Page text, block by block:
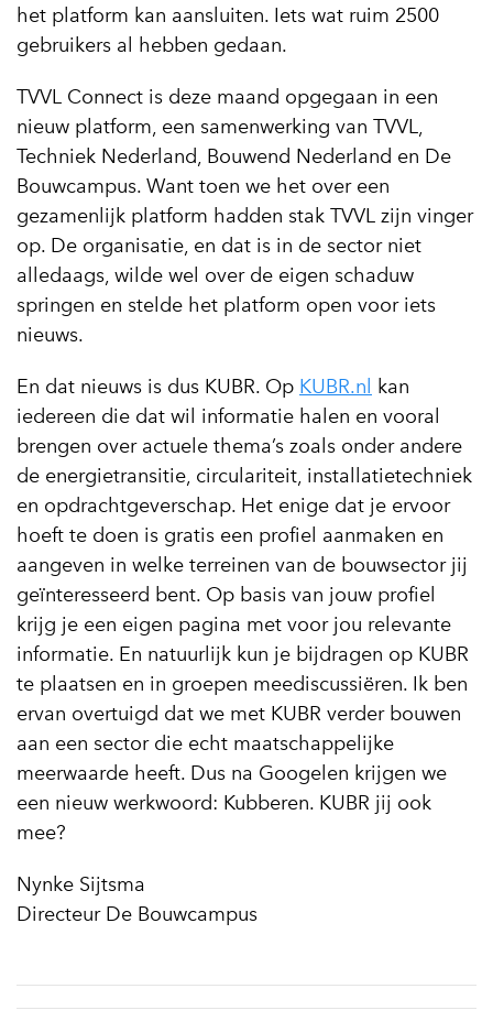
het platform kan aansluiten. Iets wat ruim 2500
gebruikers al hebben gedaan.
TVVL Connect is deze maand opgegaan in een
nieuw platform, een samenwerking van TVVL,
Techniek Nederland, Bouwend Nederland en De
Bouwcampus. Want toen we het over een
gezamenlijk platform hadden stak TVVL zijn vinger
op. De organisatie, en dat is in de sector niet
alledaags, wilde wel over de eigen schaduw
springen en stelde het platform open voor iets
nieuws.
En dat nieuws is dus KUBR. Op KUBR.nl
kan
iedereen die dat wil informatie halen en vooral
brengen over actuele thema’s zoals onder andere
de energietransitie, circulariteit, installatietechniek
en opdrachtgeverschap. Het enige dat je ervoor
hoeft te doen is gratis een profiel aanmaken en
aangeven in welke terreinen van de bouwsector jij
geïnteresseerd bent. Op basis van jouw profiel
krijg je een eigen pagina met voor jou relevante
informatie. En natuurlijk kun je bijdragen op KUBR
te plaatsen en in groepen meediscussiëren. Ik ben
ervan overtuigd dat we met KUBR verder bouwen
aan een sector die echt maatschappelijke
meerwaarde heeft. Dus na Googelen krijgen we
een nieuw werkwoord: Kubberen. KUBR jij ook
mee?
Nynke Sijtsma
Directeur De Bouwcampus